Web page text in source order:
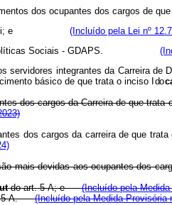
dos ocupantes dos cargos de
desta Lei; e (Incluído pela Lei nº
em Políticas Sociais - GDAPS.
servidores integrantes da Carreira de
básico de que trata o inciso I do
dos cargos da Carreira de que
dos cargos da carreira de que
mais devidas aos ocupantes dos
do art. 5-A; e(Incluído pela
5-A.(Incluído pela Medida Provisória